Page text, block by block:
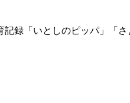
録「いとしのピッパ」「